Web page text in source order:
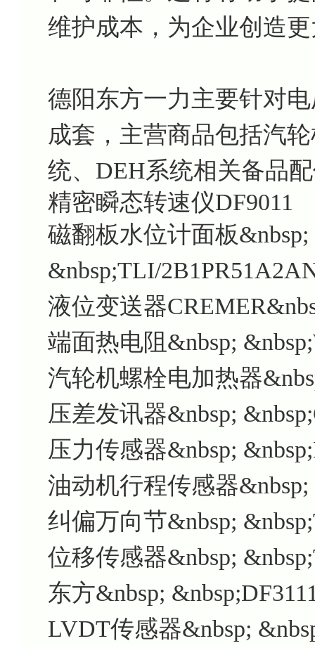
维护成本，为企业创造
德阳东方一力主要针对
成套，主营商品包括汽
统、DEH系统相关备品
精密瞬态转速仪DF9011
磁翻板水位计面板&nbsp;
&nbsp;TLI/
液位变送器
端面热电阻&nbsp;
汽轮机螺栓电加热器
压差发讯器&nbsp;
压力传感器&nbsp;
油动机行程传感器
纠偏万向节&nbsp;
位移传感器&nbsp;
东方&nbsp;
LVDT传感器&nbsp;